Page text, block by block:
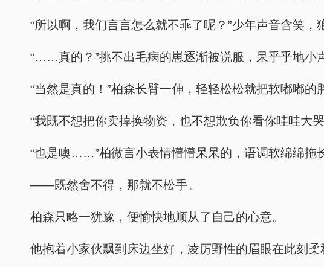
“所以啊，我们言言怎么就不乖了呢？”少年声音含笑，
“……真的？”挑不出毛病的崽逐渐被说服，呆乎乎地小
“当然是真的！”柏森长臂一伸，轻轻松松就把软嘟嘟的
“我既不想把你卖掉换物资，也不想欺负你看你哇哇大
“也是噢……”柏微言小表情懵懵呆呆的，语调软绵绵拖
——既然舍不得，那就不松手。
柏森只略一犹豫，便愉快地顺从了自己的心意。
他抱着小家伙飘到床边坐好，凌厉野性的眉眼在此刻柔